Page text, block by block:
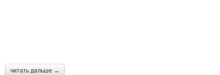
читать дальше →